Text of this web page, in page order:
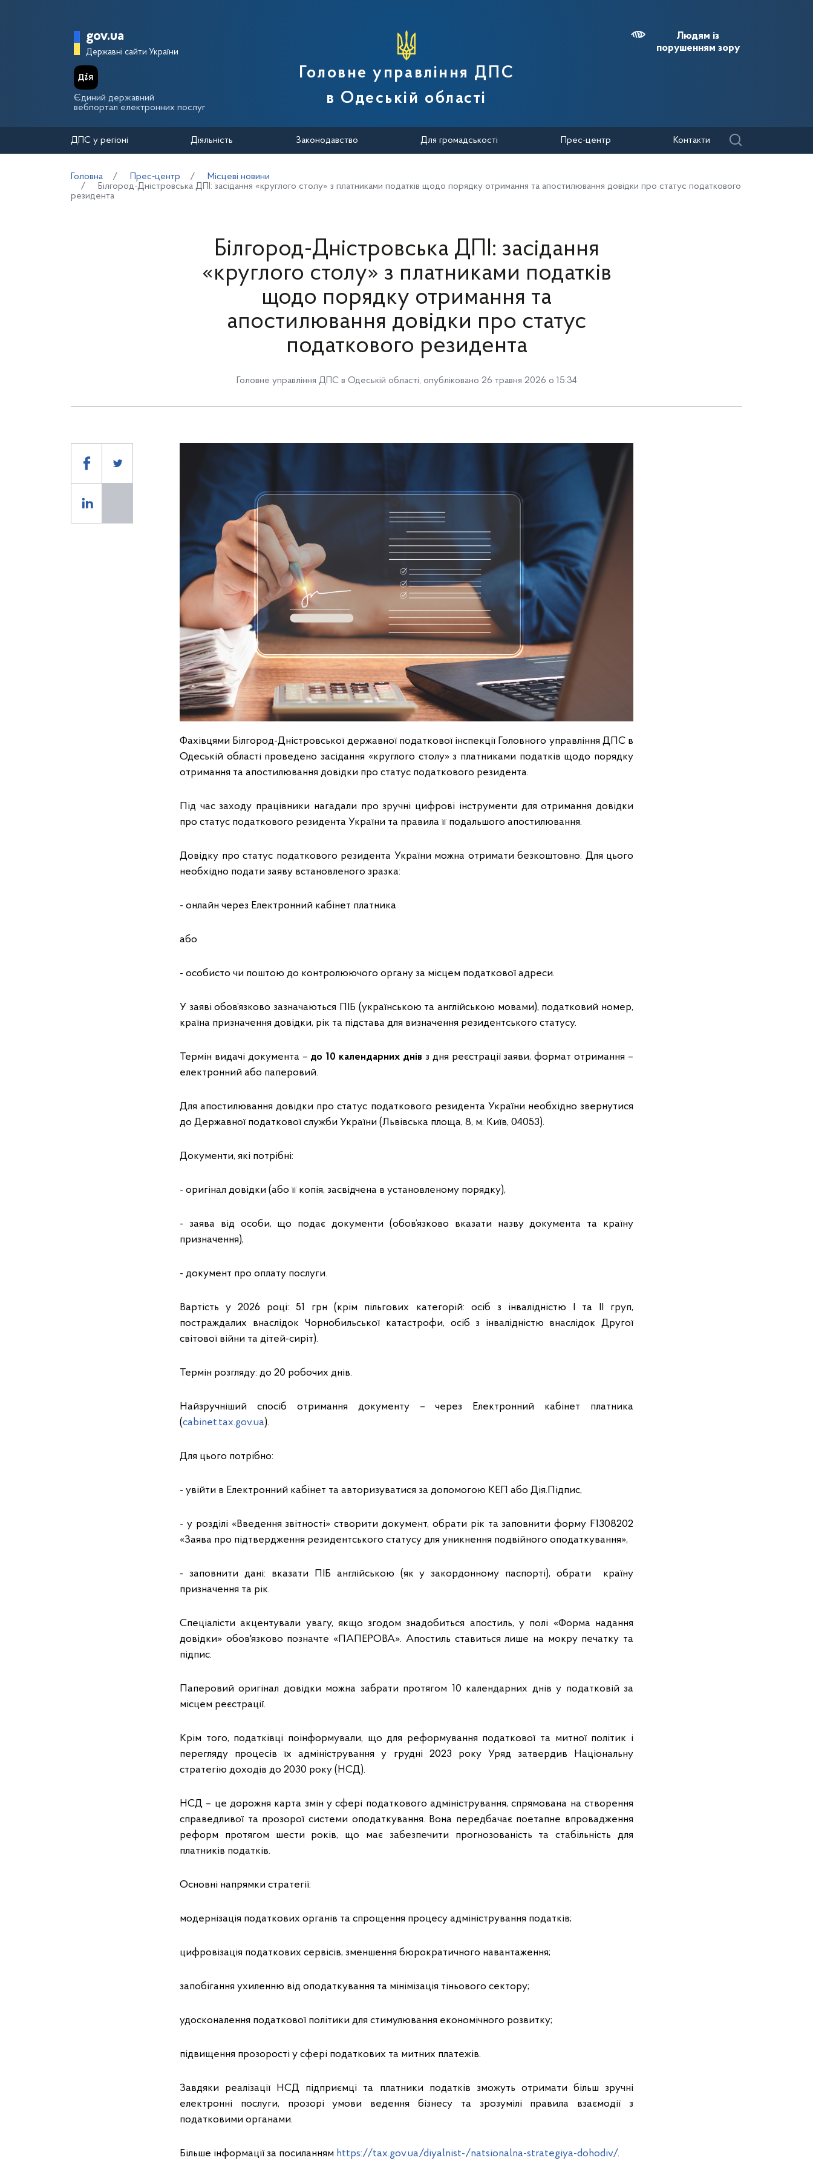
Головна сторінка Державної податкової служби України
gov.ua
Державні сайти України
Єдиний державний
вебпортал електронних послуг
Головне управління ДПС
в Одеській області
Людям із
порушенням зору
ДПС у регіоні Діяльність Законодавство Для громадськості Прес-центр Контакти
Головна Прес-центр
Місцеві новини
Білгород-Дністровська ДПІ: засідання «круглого столу» з платниками податків щодо порядку отримання та апостилювання довідки про статус податкового
резидента
Білгород-Дністровська ДПІ: засідання
«круглого столу» з платниками податків
щодо порядку отримання та
апостилювання довідки про статус
податкового резидента
Головне управління ДПС в Одеській області, опубліковано 26 травня 2026 о 15:34
Фахівцями Білгород-Дністровської державної податкової інспекції Головного управління ДПС в
Одеській області проведено засідання «круглого столу» з платниками податків щодо порядку
отримання та апостилювання довідки про статус податкового резидента.
Під час заходу працівники нагадали про зручні цифрові інструменти для отримання довідки
про статус податкового резидента України та правила її подальшого апостилювання.
Довідку про статус податкового резидента України можна отримати безкоштовно. Для цього
необхідно подати заяву встановленого зразка:
- онлайн через Електронний кабінет платника
або
- особисто чи поштою до контролюючого органу за місцем податкової адреси.
У заяві обов’язково зазначаються ПІБ (українською та англійською мовами), податковий номер,
країна призначення довідки, рік та підстава для визначення резидентського статусу.
Термін видачі документа – до 10 календарних днів з дня реєстрації заяви, формат отримання –
електронний або паперовий.
Для апостилювання довідки про статус податкового резидента України необхідно звернутися
до Державної податкової служби України (Львівська площа, 8, м. Київ, 04053).
Документи, які потрібні:
- оригінал довідки (або її копія, засвідчена в установленому порядку),
- заява від особи, що подає документи (обов’язково вказати назву документа та країну
призначення),
- документ про оплату послуги.
Вартість у 2026 році: 51 грн (крім пільгових категорій: осіб з інвалідністю I та II груп,
постраждалих внаслідок Чорнобильської катастрофи, осіб з інвалідністю внаслідок Другої
світової війни та дітей-сиріт).
Термін розгляду: до 20 робочих днів.
Найзручніший спосіб отримання документу – через Електронний кабінет платника
(cabinet.tax.gov.ua).
Для цього потрібно:
- увійти в Електронний кабінет та авторизуватися за допомогою КЕП або Дія.Підпис,
- у розділі «Введення звітності» створити документ, обрати рік та заповнити форму F1308202
«Заява про підтвердження резидентського статусу для уникнення подвійного оподаткування»,
- заповнити дані: вказати ПІБ англійською (як у закордонному паспорті), обрати країну
призначення та рік.
Спеціалісти акцентували увагу, якщо згодом знадобиться апостиль, у полі «Форма надання
довідки» обов'язково позначте «ПАПЕРОВА». Апостиль ставиться лише на мокру печатку та
підпис.
Паперовий оригінал довідки можна забрати протягом 10 календарних днів у податковій за
місцем реєстрації.
Крім того, податківці поінформували, що для реформування податкової та митної політик і
перегляду процесів їх адміністрування у грудні 2023 року Уряд затвердив Національну
стратегію доходів до 2030 року (НСД).
НСД – це дорожня карта змін у сфері податкового адміністрування, спрямована на створення
справедливої та прозорої системи оподаткування. Вона передбачає поетапне впровадження
реформ протягом шести років, що має забезпечити прогнозованість та стабільність для
платників податків.
Основні напрямки стратегії:
модернізація податкових органів та спрощення процесу адміністрування податків;
цифровізація податкових сервісів, зменшення бюрократичного навантаження;
запобігання ухиленню від оподаткування та мінімізація тіньового сектору;
удосконалення податкової політики для стимулювання економічного розвитку;
підвищення прозорості у сфері податкових та митних платежів.
Завдяки реалізації НСД підприємці та платники податків зможуть отримати більш зручні
електронні послуги, прозорі умови ведення бізнесу та зрозумілі правила взаємодії з
податковими органами.
Більше інформації за посиланням https://tax.gov.ua/diyalnist-/natsionalna-strategiya-dohodiv/.